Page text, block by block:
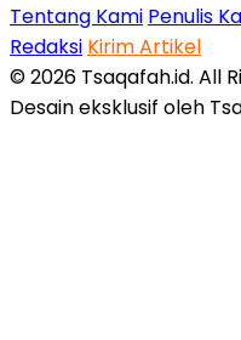
Tentang Kami Penulis
Redaksi Kirim Artikel
© 2026 Tsaqafah.id. All
Desain eksklusif oleh